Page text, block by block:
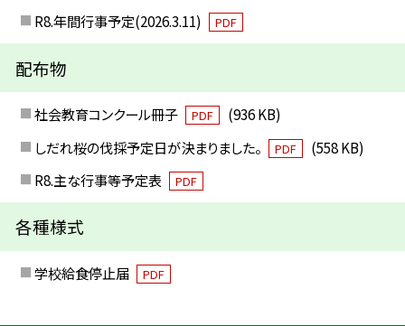
R8.年間行事予定(2026.3.11) PDF
配布物
社会教育コンクール冊子 PDF
(936 KB)
しだれ桜の伐採予定日が決まりました。
PDF
(558 KB)
R8.主な行事等予定表
PDF
各種様式
学校給食停止届 PDF